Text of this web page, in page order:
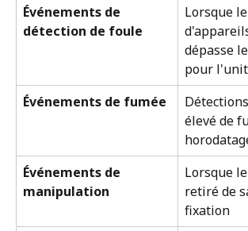
Événements de
détection de foule
Lorsque
dépasse
pour
Événements de fumée
élevé de
Événements de
manipulation
Lorsque
retiré de
fixation